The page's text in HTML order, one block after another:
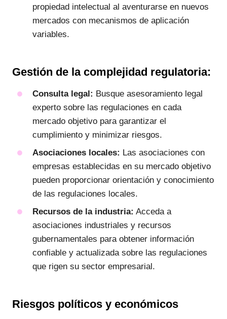
propiedad intelectual al aventurarse en nuevos
mercados con mecanismos de aplicación
variables.
Gestión de la complejidad regulatoria:
Consulta legal: Busque asesoramiento legal
experto sobre las regulaciones en cada
mercado objetivo para garantizar el
cumplimiento y minimizar riesgos.
Asociaciones locales: Las asociaciones con
empresas establecidas en su mercado objetivo
pueden proporcionar orientación y conocimiento
de las regulaciones locales.
Recursos de la industria: Acceda a
asociaciones industriales y recursos
gubernamentales para obtener información
confiable y actualizada sobre las regulaciones
que rigen su sector empresarial.
Riesgos políticos y económicos